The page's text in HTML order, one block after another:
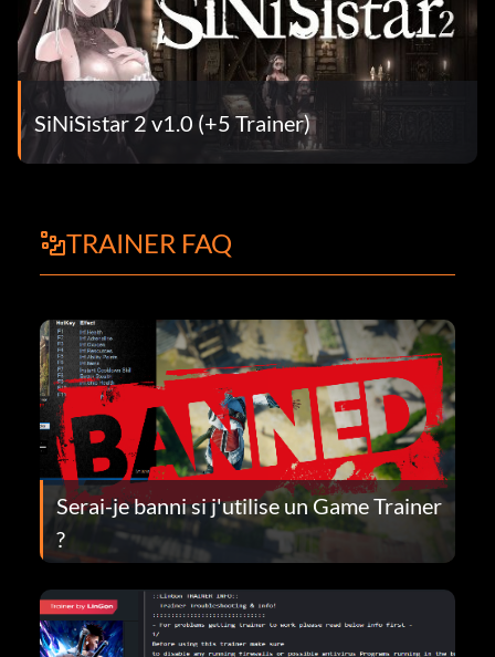
SiNiSistar 2 v1.0 (+5 Trainer)
TRAINER FAQ
Serai-je banni si j'utilise un Game Trainer
?